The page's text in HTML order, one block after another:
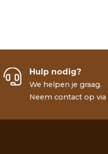
Hulp nodig?
We helpen je graag.
Neem contact op via